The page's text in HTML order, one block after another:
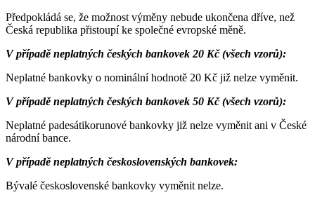
Předpokládá se, že možnost výměny nebude ukončena dříve, než
Česká republika přistoupí ke společné evropské měně.
V případě neplatných českých bankovek 20 Kč (všech vzorů):
Neplatné bankovky o nominální hodnotě 20 Kč již nelze vyměnit.
V případě neplatných českých bankovek 50 Kč (všech vzorů):
Neplatné padesátikorunové bankovky již nelze vyměnit ani v České
národní bance.
V případě neplatných československých bankovek:
Bývalé československé bankovky vyměnit nelze.